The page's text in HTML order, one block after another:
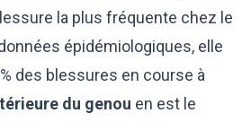
la plus fréquente chez le
épidémiologiques, elle
des blessures en course à
du genou en est le